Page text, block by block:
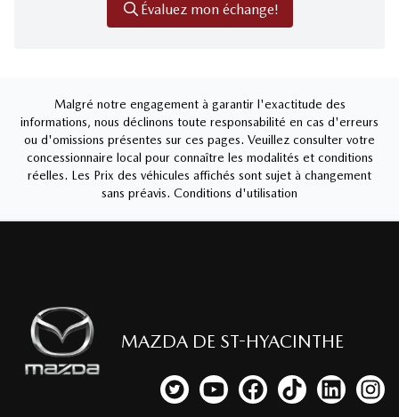
Évaluez mon échange!
Malgré notre engagement à garantir l'exactitude des
informations, nous déclinons toute responsabilité en cas d'erreurs
ou d'omissions présentes sur ces pages. Veuillez consulter votre
concessionnaire local pour connaître les modalités et conditions
réelles. Les Prix des véhicules affichés sont sujet à changement
sans préavis. Conditions d'utilisation
MAZDA DE ST-HYACINTHE
Lien vers notre compte Twitter
Lien vers notre chaîne
Lien vers notre page
Lien vers notre
Lien vers
Lien